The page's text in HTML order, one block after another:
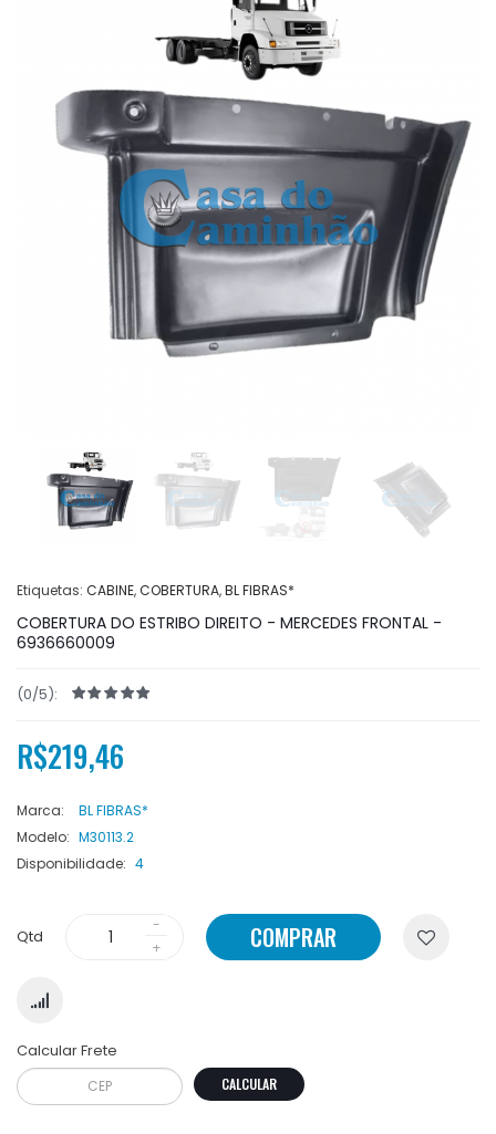
Etiquetas: CABINE,COBERTURA,BL FIBRAS*
COBERTURA DO ESTRIBO DIREITO - MERCEDES FRONTAL -
6936660009
(0/5):
R$219,46
Marca:
BL FIBRAS*
Modelo: M30113.2
Disponibilidade: 4
Qtd COMPRAR
Calcular Frete
CALCULAR